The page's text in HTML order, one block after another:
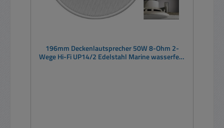
196mm Deckenlautsprecher 50W 8-Ohm 2-
Wege Hi-Fi UP14/2 Edelstahl Marine wasserfest